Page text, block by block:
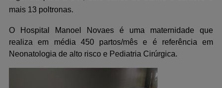
mais 13 poltronas.
O Hospital Manoel Novaes é uma maternidade que
realiza em média 450 partos/mês e é referência em
Neonatologia de alto risco e Pediatria Cirúrgica.